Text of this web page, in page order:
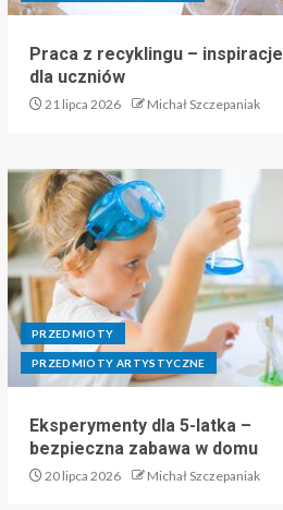
Praca z recyklingu – inspiracje
dla uczniów
21 lipca 2026 Michał Szczepaniak
PRZEDMIOTY
PRZEDMIOTY ARTYSTYCZNE
Eksperymenty dla 5-latka –
bezpieczna zabawa w domu
20 lipca 2026 Michał Szczepaniak